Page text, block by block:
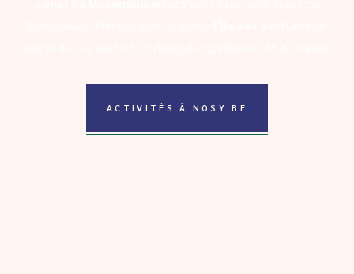
ACTIVITÉS À NOSY BE